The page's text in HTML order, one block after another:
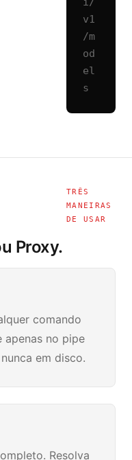
v1
/m
od
el
s
TRÊS
MANEIRAS
DE USAR
Proxy.
comando
apenas no pipe
em disco.
Resolva